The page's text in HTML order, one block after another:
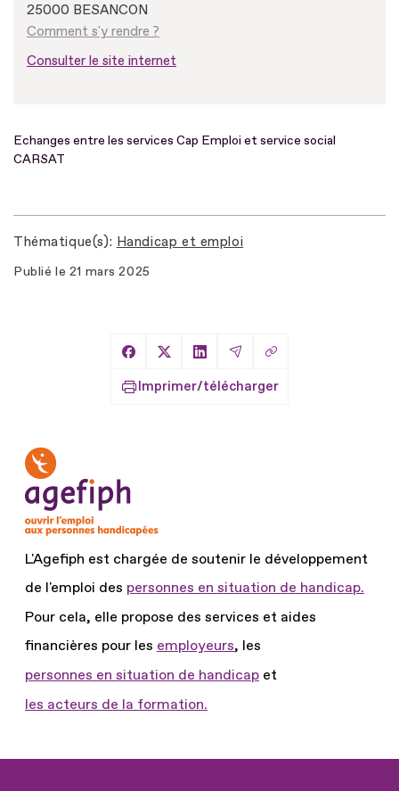
25000 BESANCON
Comment s'y rendre ?
Consulter le site internet
Echanges entre les services Cap Emploi et service social
CARSAT
Thématique(s) Handicap et emploi
Publié le 21 mars 2025
Partager sur Facebook
Partager sur X
Partager sur LinkedIn
Partager par Email
Copier le lien
Imprimer/télécharger
L'Agefiph est chargée de soutenir le développement
de l'emploi des personnes en situation de handicap.
Pour cela, elle propose des services et aides
financières pour les employeurs, les
personnes en situation de handicap et
les acteurs de la formation.